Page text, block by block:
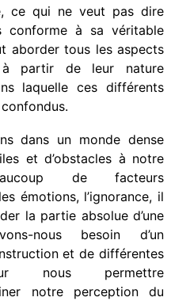
ce qui ne veut pas dire
conforme à sa véritable
aborder tous les aspects
à partir de leur nature
laquelle ces différents
dans un monde dense
et d’obstacles à notre
de facteurs
émotions, l’ignorance, il
la partie absolue d’une
nous besoin d’un
et de différentes
nous permettre
notre perception du